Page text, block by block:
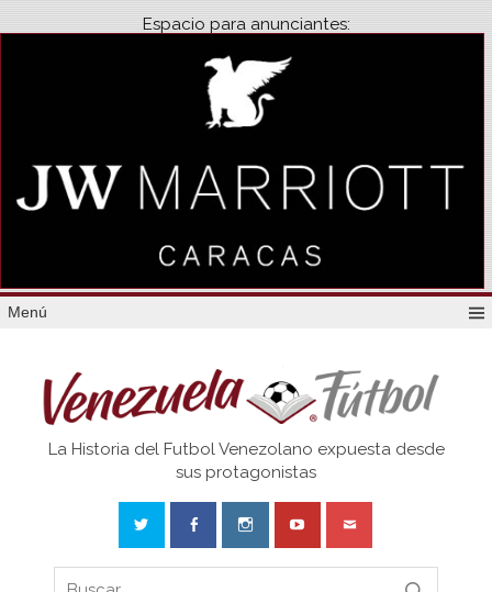
Espacio para anunciantes:
Menú
Venezuela
La Historia del Futbol Venezolano expuesta desde
sus protagonistas